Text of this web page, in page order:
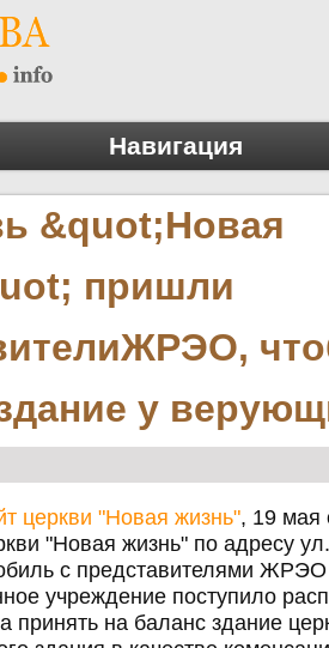
Навигация
&quot;Новая
пришли
у
церкви "Новая жизнь", 19 мая
"Новая жизнь" по адресу
с представителями ЖРЭО
учреждение поступило
принять на баланс здание